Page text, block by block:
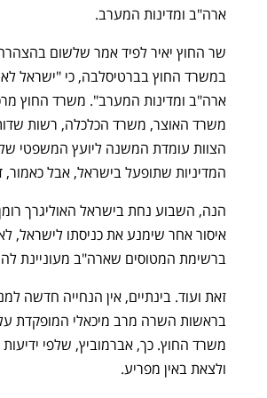
ארה"ב ומדינות המערב.
המדיניות שתופעל בישראל, אבל כאמור,
ברשימת המטוסים שארה"ב מעוניינת
ולצאת באין מפריע.